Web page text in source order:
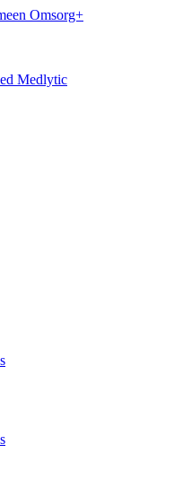
Omsorg+
Medlytic